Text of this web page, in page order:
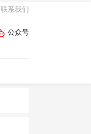
联系我们
公众号